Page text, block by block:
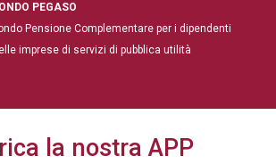
PEGASO
Pensione Complementare per i dipendenti
imprese di servizi di pubblica utilità
la nostra APP